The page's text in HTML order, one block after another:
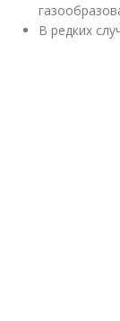
В редких